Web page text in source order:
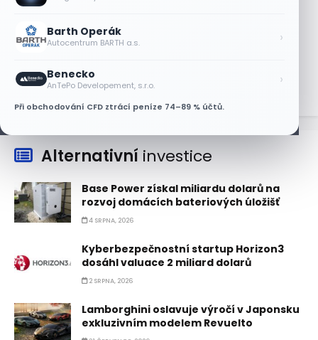
Barth Operák
Autocentrum BARTH a.s. ›
Benecko
AnTePo Developement, s.r.o. ›
Při obchodování CFD ztrácí peníze 74–89 % účtů.
Micron posílil o 7,6 % a zvýšil podíl na
trhu DRAM
Alternativní investice
Base Power získal miliardu dolarů na
rozvoj domácích bateriových úložišť
4 SRPNA, 2026
Kyberbezpečnostní startup Horizon3
dosáhl valuace 2 miliard dolarů
2 SRPNA, 2026
Lamborghini oslavuje výročí v Japonsku
exkluzivním modelem Revuelto